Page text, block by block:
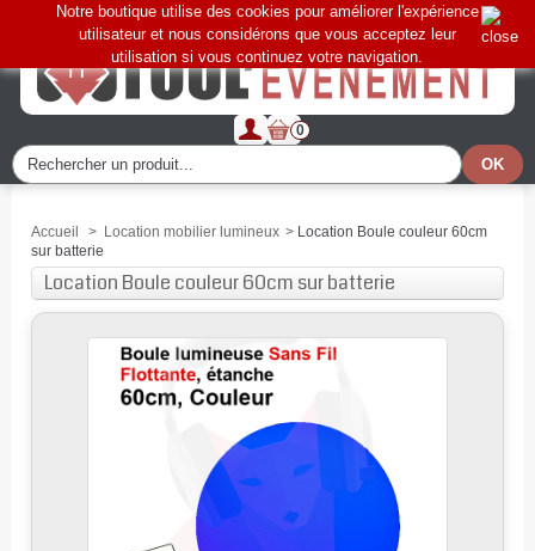
0
Notre boutique utilise des cookies pour améliorer l'expérience
utilisateur et nous considérons que vous acceptez leur
utilisation si vous continuez votre navigation.
Accueil > Location mobilier lumineux > Location Boule couleur 60cm
sur batterie
Location Boule couleur 60cm sur batterie